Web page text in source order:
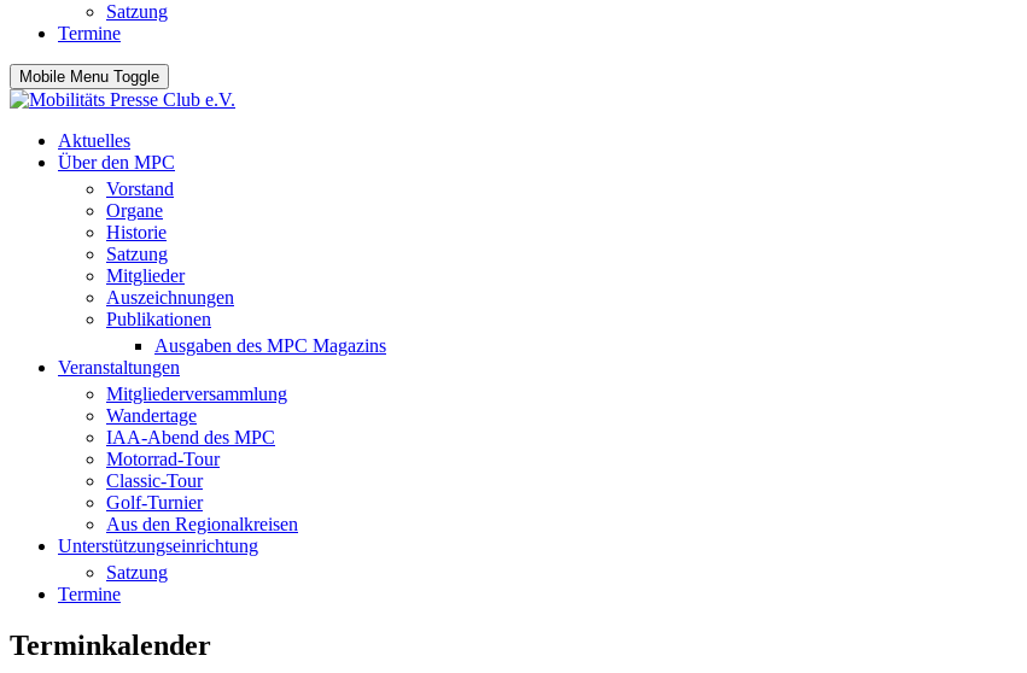
Satzung
Termine
Mobile Menu Toggle
Aktuelles
Über den MPC
Vorstand
Organe
Historie
Satzung
Mitglieder
Auszeichnungen
Publikationen
Ausgaben des MPC Magazins
Veranstaltungen
Mitgliederversammlung
Wandertage
IAA-Abend des MPC
Motorrad-Tour
Classic-Tour
Golf-Turnier
Aus den Regionalkreisen
Unterstützungseinrichtung
Satzung
Termine
Terminkalender